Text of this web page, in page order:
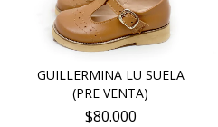
GUILLERMINA LU SUELA
(PRE VENTA)
$80.000